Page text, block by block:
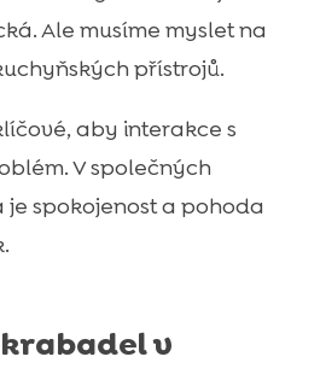
Ale musíme myslet na
přístrojů.
aby interakce s
V společných
spokojenost a pohoda
v